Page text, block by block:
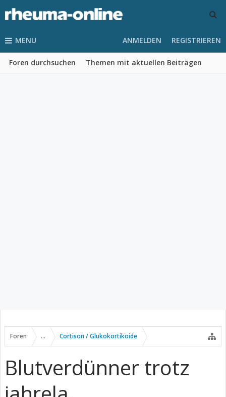
MENU
Foren durchsuchen Themen mit aktuellen Beiträgen
ANMELDEN REGISTRIEREN
Foren ... Cortison / Glukokortikoide
Blutverdünner trotz